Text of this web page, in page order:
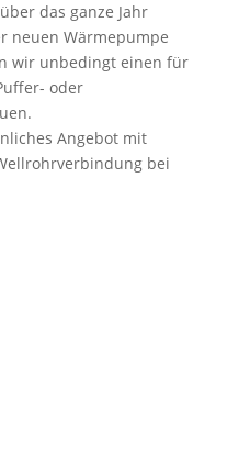
das ganze Jahr
neuen Wärmepumpe
wir unbedingt einen für
oder
Angebot mit
bei